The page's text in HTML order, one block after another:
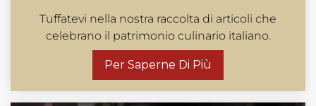
Tuffatevi nella nostra raccolta di articoli che
celebrano il patrimonio culinario italiano.
Per Saperne Di Più